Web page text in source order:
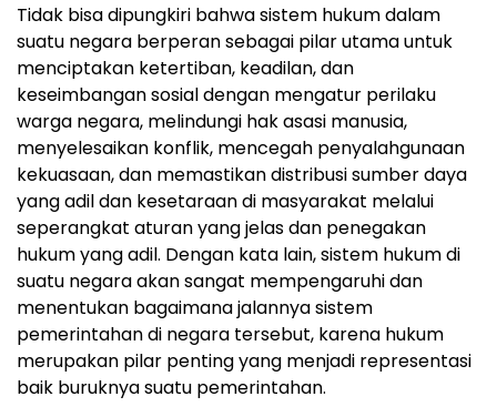
Tidak bisa dipungkiri bahwa sistem hukum dalam
suatu negara berperan sebagai pilar utama untuk
menciptakan ketertiban, keadilan, dan
keseimbangan sosial dengan mengatur perilaku
warga negara, melindungi hak asasi manusia,
menyelesaikan konflik, mencegah penyalahgunaan
kekuasaan, dan memastikan distribusi sumber daya
yang adil dan kesetaraan di masyarakat melalui
seperangkat aturan yang jelas dan penegakan
hukum yang adil. Dengan kata lain, sistem hukum di
suatu negara akan sangat mempengaruhi dan
menentukan bagaimana jalannya sistem
pemerintahan di negara tersebut, karena hukum
merupakan pilar penting yang menjadi representasi
baik buruknya suatu pemerintahan.